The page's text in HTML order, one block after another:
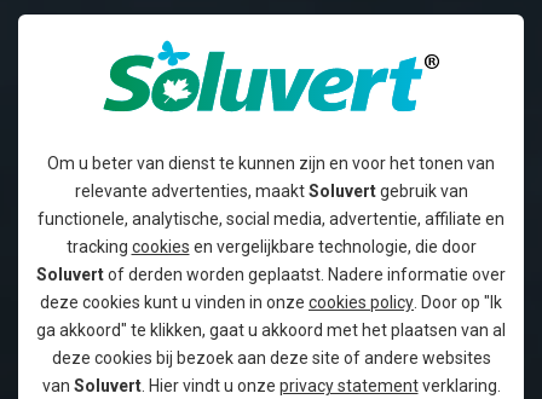
Om u beter van dienst te kunnen zijn en voor het tonen van
relevante advertenties, maaktSoluvertgebruik van
functionele, analytische, social media, advertentie, affiliate en
tracking cookies en vergelijkbare technologie, die door
Soluvertof derden worden geplaatst. Nadere informatie over
deze cookies kunt u vinden in onze cookies policy . Door op "Ik
ga akkoord" te klikken, gaat u akkoord met het plaatsen van al
deze cookies bij bezoek aan deze site of andere websites
van Soluvert. Hier vindt u onze privacy statementverklaring.